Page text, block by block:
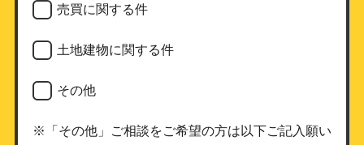
売買に関する件
土地建物に関する件
その他
※「その他」ご相談をご希望の方は以下ご記入願い